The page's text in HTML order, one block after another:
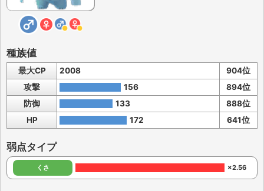
種族値
最大CP 2008
904位
攻撃
156
894位
防御
133
888位
HP
172 641位
弱点タイプ
くさ ×2.56